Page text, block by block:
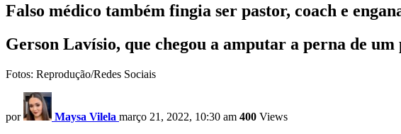
Falso médico também fingia ser pastor, coach e
Gerson Lavísio, que chegou a amputar a perna de
Fotos: Reprodução/Redes Sociais
por Maysa Vilela março 21, 2022, 10:30 am 400 Views